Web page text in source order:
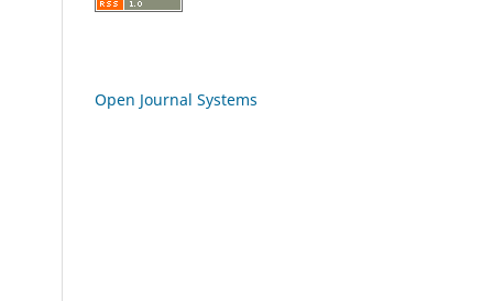
Open Journal Systems